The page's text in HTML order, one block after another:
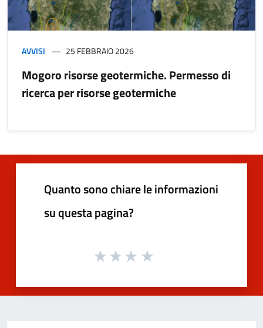
AVVISI 25 FEBBRAIO 2026
Mogoro risorse geotermiche. Permesso di
ricerca per risorse geotermiche
Quanto sono chiare le informazioni
su questa pagina?